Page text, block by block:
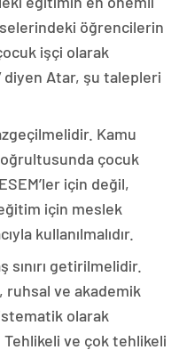
öğrencilerin
işçi olarak
diyen Atar, şu talepleri
Kamu
çocuk
için değil,
için meslek
kullanılmalıdır.
getirilmelidir.
ruhsal ve akademik
olarak
Tehlikeli ve çok tehlikeli